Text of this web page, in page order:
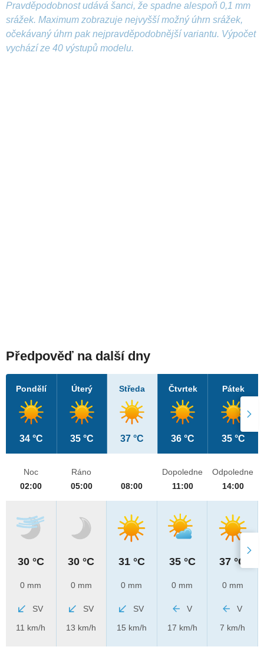
Pravděpodobnost udává šanci, že spadne alespoň 0,1 mm
srážek. Maximum zobrazuje nejvyšší možný úhrn srážek,
očekávaný úhrn pak nejpravděpodobnější variantu. Výpočet
vychází ze 40 výstupů modelu.
Předpověď na další dny
Pondělí
34 °C
Úterý
35 °C
Středa
37 °C
Čtvrtek
36 °C
Pátek
35 °C
Noc
02:00
30 °C
0 mm
SV
11 km/h
Ráno
05:00
30 °C
0 mm
SV
13 km/h
08:00
31 °C
0 mm
SV
15 km/h
Dopoledne
11:00
35 °C
0 mm
V
17 km/h
Odpoledne
14:00
37 °C
0 mm
V
7 km/h